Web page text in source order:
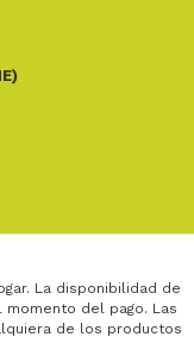
La disponibilidad de
del pago. Las
de los productos